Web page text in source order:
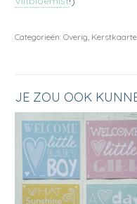
Categorieën: Overig
JE ZOU OOK